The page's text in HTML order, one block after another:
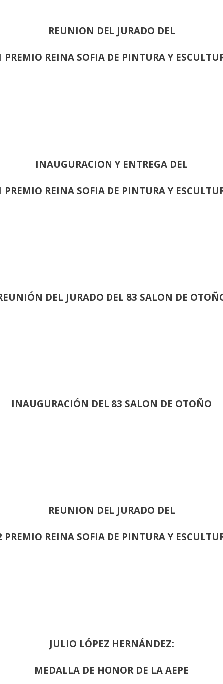
REUNION DEL JURADO DEL
PREMIO REINA SOFIA DE PINTURA Y
INAUGURACION Y ENTREGA DEL
PREMIO REINA SOFIA DE PINTURA Y
DEL JURADO DEL 83 SALON DE
INAUGURACIÓN DEL 83 SALON DE OTOÑO
REUNION DEL JURADO DEL
PREMIO REINA SOFIA DE PINTURA Y
JULIO LÓPEZ HERNÁNDEZ:
MEDALLA DE HONOR DE LA AEPE